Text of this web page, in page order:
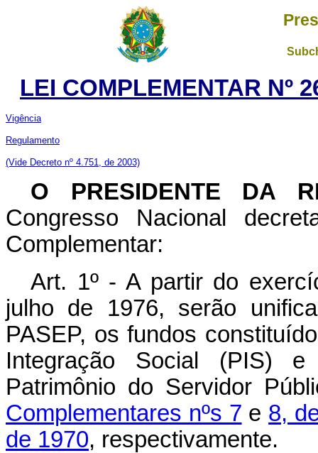
LEI COMPLEMENTAR Nº
Vigência
Regulamento
(Vide Decreto nº 4.751, de 2003)
O PRESIDENTE DA
Congresso Nacional
Complementar:
Art. 1º - A partir do
julho de 1976, serão
PASEP, os fundos
Integração Social (PIS)
Patrimônio do Servidor
Complementares nºs 7 e 8,
de 1970, respectivamente.